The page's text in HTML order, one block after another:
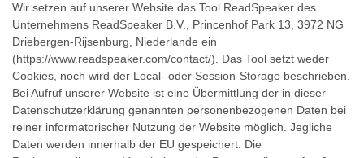
Wir setzen auf unserer Website das Tool ReadSpeaker des
Unternehmens ReadSpeaker B.V., Princenhof Park 13, 3972 NG
Driebergen-Rijsenburg, Niederlande ein
(https://www.readspeaker.com/contact/). Das Tool setzt weder
Cookies, noch wird der Local- oder Session-Storage beschrieben.
Bei Aufruf unserer Website ist eine Übermittlung der in dieser
Datenschutzerklärung genannten personenbezogenen Daten bei
reiner informatorischer Nutzung der Website möglich. Jegliche
Daten werden innerhalb der EU gespeichert. Die